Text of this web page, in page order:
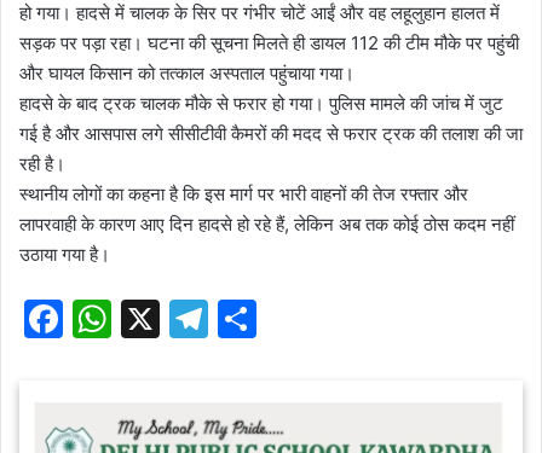
हो गया। हादसे में चालक के सिर पर गंभीर चोटें आईं और वह लहूलुहान हालत में
सड़क पर पड़ा रहा। घटना की सूचना मिलते ही डायल 112 की टीम मौके पर पहुंची
और घायल किसान को तत्काल अस्पताल पहुंचाया गया।
हादसे के बाद ट्रक चालक मौके से फरार हो गया। पुलिस मामले की जांच में जुट
गई है और आसपास लगे सीसीटीवी कैमरों की मदद से फरार ट्रक की तलाश की जा
रही है।
स्थानीय लोगों का कहना है कि इस मार्ग पर भारी वाहनों की तेज रफ्तार और
लापरवाही के कारण आए दिन हादसे हो रहे हैं, लेकिन अब तक कोई ठोस कदम नहीं
उठाया गया है।
F
e
W
s
X
T
gr e